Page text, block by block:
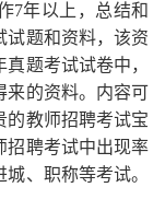
7年以上，总结和
试题和资料，该资
真题考试试卷中，
来的资料。内容可
的教师招聘考试宝
招聘考试中出现率
、职称等考试。